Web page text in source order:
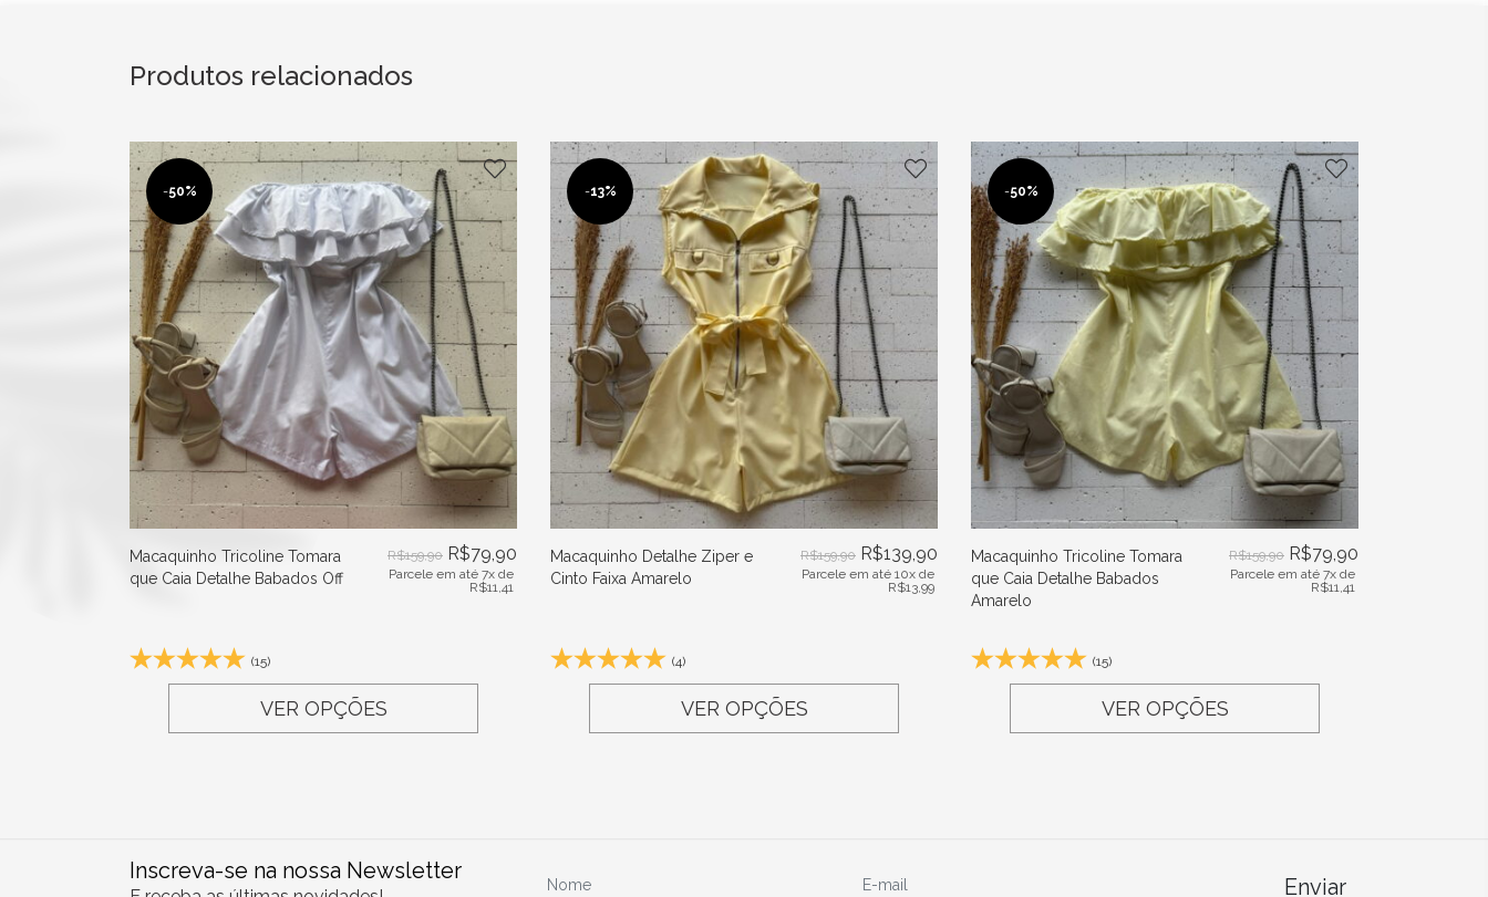
Produtos relacionados
-50%
Macaquinho Tricoline Tomara
que Caia Detalhe Babados Off
R$159,90 R$79,90
Parcele em até 7x de
R$11,41
(15)
VER OPÇÕES
-13%
Macaquinho Detalhe Ziper e
Cinto Faixa Amarelo
R$159,90 R$139,90
Parcele em até 10x de
R$13,99
(4)
VER OPÇÕES
-50%
Macaquinho Tricoline Tomara
que Caia Detalhe Babados
Amarelo
R$159,90 R$79,90
Parcele em até 7x de
R$11,41
(15)
VER OPÇÕES
Inscreva-se na nossa Newsletter
Enviar